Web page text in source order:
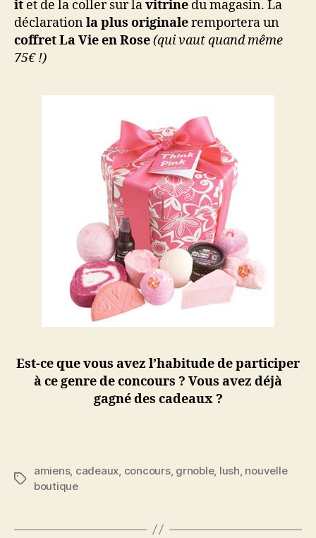
it et de la coller sur lavitrine du magasin. La
déclarationla plus originaleremportera un
coffret La Vie en Rose(qui vaut quand même
75€ !)
Est-ce que vous avez l’habitude de participer
à ce genre de concours ? Vous avez déjà
gagné des cadeaux ?
Étiquettes
amiens, cadeaux concours, grnoble, lush nouvelle
boutique